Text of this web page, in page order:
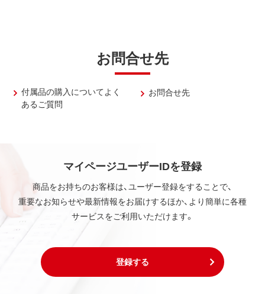
お問合せ先
付属品の購入についてよく
あるご質問
お問合せ先
マイページユーザーIDを登録
商品をお持ちのお客様は、ユーザー登録をすることで、
重要なお知らせや最新情報をお届けするほか、より簡単に各種
サービスをご利用いただけます。
登録する